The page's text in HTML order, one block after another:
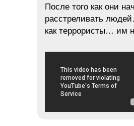
После того как они
расстреливать
как террористы… им